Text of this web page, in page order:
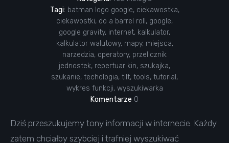
Tagi: batman logo google, ciekawostka,
ciekawostki, do a barrel roll , google,
google gravity, internet, kalkulator,
kalkulator walutowy, mapy, miejsca,
narzedzia, operatory, przelicznik
jednostek, repertuar kin, szukajka,
szukanie, techologia, tilt, tools, tutorial ,
wykres funkcji, wyszukiwarka
Komentarze 0
Dziś przeszukujemy tony informacji w internecie. Każdy
zatem chciałby szybciej i trafniej wyszukiwać